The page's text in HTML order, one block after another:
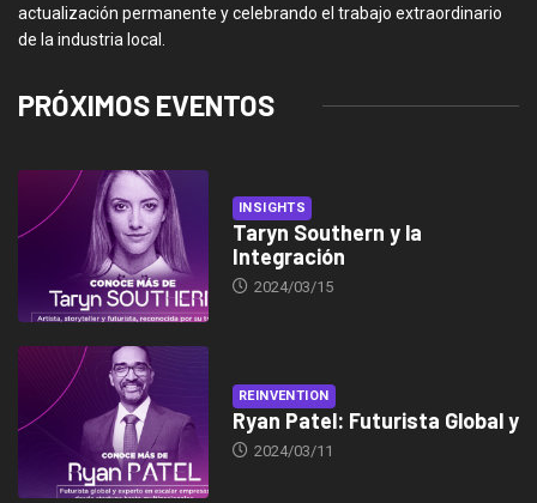
actualización permanente y celebrando el trabajo extraordinario
de la industria local.
PRÓXIMOS EVENTOS
INSIGHTS
Taryn Southern y la
Integración
2024/03/15
REINVENTION
Ryan Patel: Futurista Global y
2024/03/11